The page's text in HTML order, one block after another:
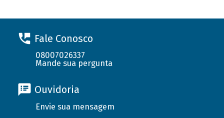
Fale Conosco
08007026337
Mande sua pergunta
Ouvidoria
Envie sua mensagem